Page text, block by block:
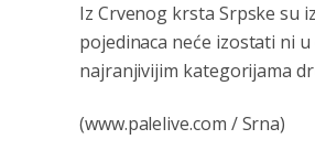
Iz Crvenog krsta Srpske su
pojedinaca neće izostati ni
najranjivijim kategorijama
(www.palelive.com / Srna)